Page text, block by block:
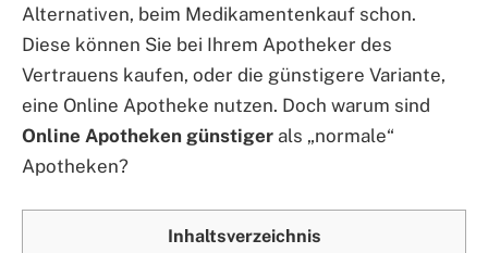
Alternativen, beim Medikamentenkauf schon.
Diese können Sie bei Ihrem Apotheker des
Vertrauens kaufen, oder die günstigere Variante,
eine Online Apotheke nutzen. Doch warum sind
Online Apotheken günstiger als „normale“
Apotheken?
Inhaltsverzeichnis